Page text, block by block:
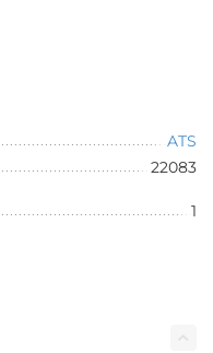
ATS
22083
1